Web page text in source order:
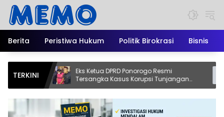
Langsung
konten
Berita
Peristiwa Hukum Politik Birokrasi Bisnis
TERKINI
Eks Ketua DPRD Ponorogo Resmi
Tersangka Kasus Korupsi Tunjangan
Perumahan
Asli